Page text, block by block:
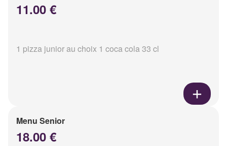
11.00 €
1 pizza junior au choix 1 coca cola 33 cl
Menu Senior
18.00 €